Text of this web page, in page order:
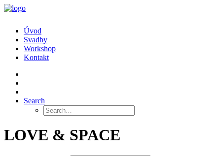
Úvod
Svadby
Workshop
Kontakt
Search
LOVE & SPACE